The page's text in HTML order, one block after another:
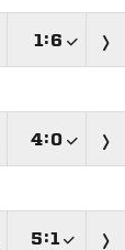
:
:
: